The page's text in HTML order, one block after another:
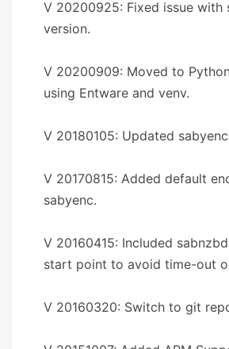
V 20200925: Fixed issue with
version.
V 20200909: Moved to
using Entware and venv.
V 20180105: Updated
V 20170815: Added default
sabyenc.
V 20160415: Included
start point to avoid time-out
V 20160320: Switch to git